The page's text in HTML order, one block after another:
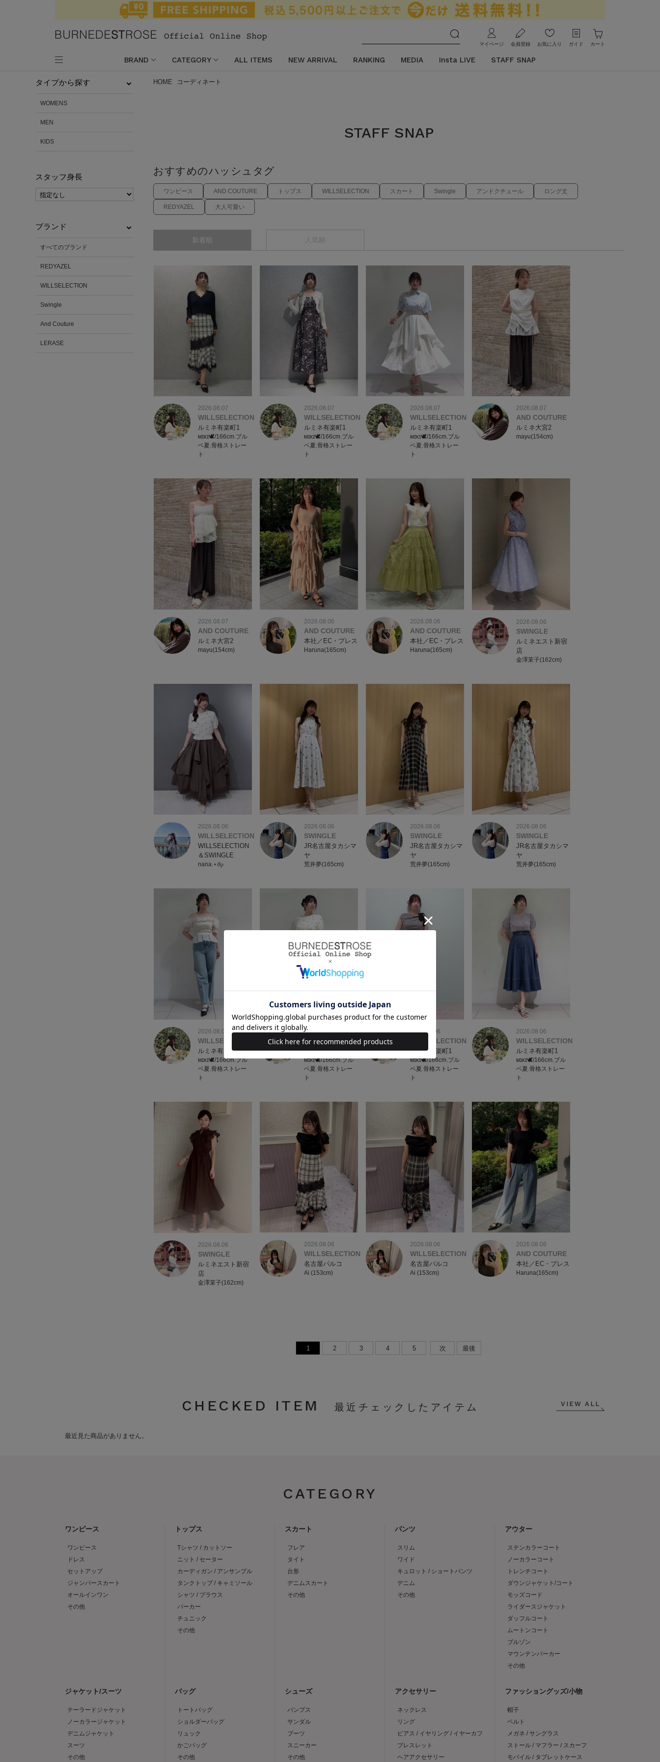
マイページ 会員登録 お気に入り ガイド カート
BRAND CATEGORY ALL ITEMS NEW ARRIVAL RANKING MEDIA Insta LIVE STAFF SNAP
タイプから探す
WOMENS
MEN
KIDS
スタッフ身長
ブランド
すべてのブランド
REDYAZEL
WILLSELECTION
Swingle
And Couture
LERASE
HOME コーディネート
STAFF SNAP
おすすめのハッシュタグ
ワンピース AND COUTURE トップス WILLSELECTION スカート Swingle アンドクチュール ロング丈
REDYAZEL 大人可愛い
新着順 人気順
WILLSELECTION
ルミネ有楽町1
ᴍɪᴋɪ🕊/166cm.ブル
ベ夏.骨格ストレー
ト
2026.08.07
WILLSELECTION
ルミネ有楽町1
ᴍɪᴋɪ🕊/166cm.ブル
ベ夏.骨格ストレー
ト
2026.08.07
WILLSELECTION
ルミネ有楽町1
ᴍɪᴋɪ🕊/166cm.ブル
ベ夏.骨格ストレー
ト
2026.08.07
AND COUTURE
ルミネ大宮2
mayu(154cm)
2026.08.07
AND COUTURE
ルミネ大宮2
mayu(154cm)
2026.08.07
AND COUTURE
本社／EC・プレス
Haruna(165cm)
2026.08.06
AND COUTURE
本社／EC・プレス
Haruna(165cm)
2026.08.06
SWINGLE
ルミネエスト新宿
店
金澤茉子(162cm)
2026.08.06
WILLSELECTION
WILLSELECTION
＆SWINGLE
nana.⋆𝜗𝜚
2026.08.06
SWINGLE
JR名古屋タカシマ
ヤ
荒井夢(165cm)
2026.08.06
SWINGLE
JR名古屋タカシマ
ヤ
荒井夢(165cm)
2026.08.06
SWINGLE
JR名古屋タカシマ
ヤ
荒井夢(165cm)
2026.08.06
WILLSELECTION
ルミネ有楽町1
ᴍɪᴋɪ🕊/166cm.ブル
ベ夏.骨格ストレー
ト
2026.08.06
WILLSELECTION
ルミネ有楽町1
ᴍɪᴋɪ🕊/166cm.ブル
ベ夏.骨格ストレー
ト
2026.08.06
WILLSELECTION
ルミネ有楽町1
ᴍɪᴋɪ🕊/166cm.ブル
ベ夏.骨格ストレー
ト
2026.08.06
WILLSELECTION
ルミネ有楽町1
ᴍɪᴋɪ🕊/166cm.ブル
ベ夏.骨格ストレー
ト
2026.08.06
SWINGLE
ルミネエスト新宿
店
金澤茉子(162cm)
2026.08.06
WILLSELECTION
名古屋パルコ
Ai (153cm)
2026.08.06
WILLSELECTION
名古屋パルコ
Ai (153cm)
2026.08.06
AND COUTURE
本社／EC・プレス
Haruna(165cm)
2026.08.06
1 2 3 4 5 次 最後
CHECKED ITEM VIEW ALL
最近見た商品がありません。
CATEGORY
ワンピース
ワンピース
ドレス
セットアップ
ジャンパースカート
オールインワン
その他
トップス
Tシャツ / カットソー
ニット / セーター
カーディガン / アンサンブル
タンクトップ / キャミソール
シャツ / ブラウス
パーカー
チュニック
その他
スカート
フレア
タイト
台形
デニムスカート
その他
パンツ
スリム
ワイド
キュロット / ショートパンツ
デニム
その他
アウター
ステンカラーコート
ノーカラーコート
トレンチコート
ダウンジャケット/コート
モッズコード
ライダースジャケット
ダッフルコート
ムートンコート
ブルゾン
マウンテンパーカー
その他
ジャケット/スーツ
テーラードジャケット
ノーカラージャケット
デニムジャケット
スーツ
その他
バッグ
トートバッグ
ショルダーバッグ
リュック
かごバッグ
その他
シューズ
パンプス
サンダル
ブーツ
スニーカー
その他
アクセサリー
ネックレス
リング
ピアス / イヤリング / イヤーカフ
ブレスレット
ヘアアクセサリー
ファッショングッズ/小物
帽子
ベルト
メガネ / サングラス
ストール / マフラー / スカーフ
モバイル / タブレットケース